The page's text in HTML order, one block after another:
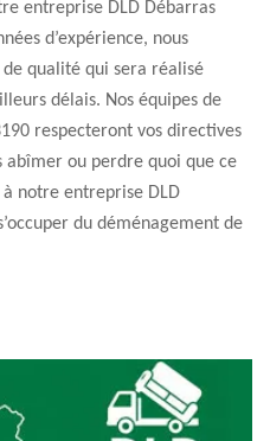
entreprise DLD Débarras
d’expérience, nous
qualité qui sera réalisé
délais. Nos équipes de
respecteront vos directives
ou perdre quoi que ce
notre entreprise DLD
du déménagement de